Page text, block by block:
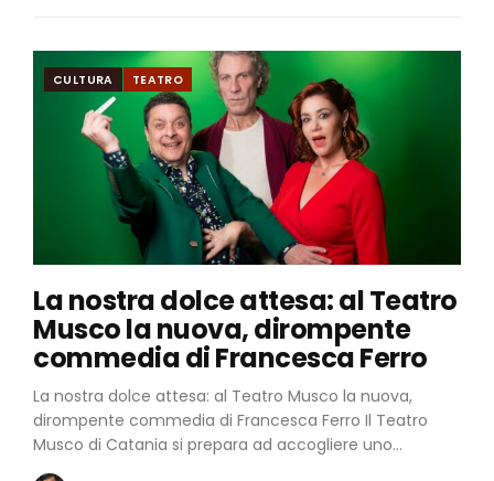
CULTURA TEATRO
La nostra dolce attesa: al Teatro
Musco la nuova, dirompente
commedia di Francesca Ferro
La nostra dolce attesa: al Teatro Musco la nuova,
dirompente commedia di Francesca Ferro Il Teatro
Musco di Catania si prepara ad accogliere uno...